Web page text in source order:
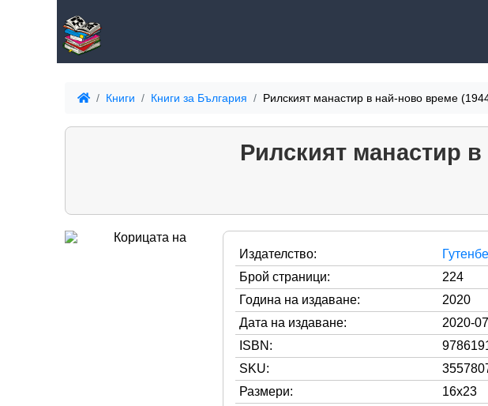
Книги Книги за България Рилският манастир в най-ново време
Рилският манастир
Издателство:
Брой страници:
224
Година на издаване:
2020
Дата на издаване:
2020-
ISBN:
SKU:
Размери:
16x23